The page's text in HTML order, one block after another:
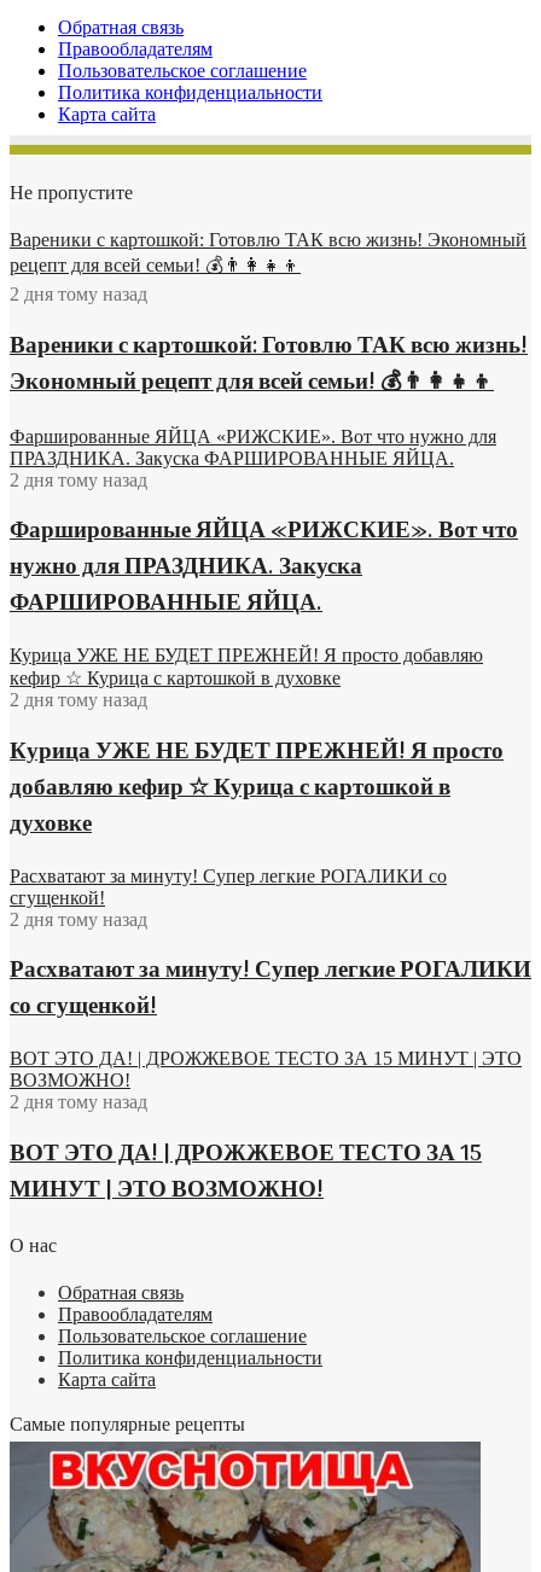
Обратная связь
Правообладателям
Пользовательское соглашение
Политика конфиденциальности
Карта сайта
Не пропустите
Вареники с картошкой: Готовлю ТАК всю жизнь! Экономный
рецепт для всей семьи! 💰👨👩👧👦
2 дня тому назад
Вареники с картошкой: Готовлю ТАК всю жизнь!
Экономный рецепт для всей семьи! 💰👨👩👧👦
Фаршированные ЯЙЦА «РИЖСКИЕ». Вот что нужно для
ПРАЗДНИКА. Закуска ФАРШИРОВАННЫЕ ЯЙЦА.
2 дня тому назад
Фаршированные ЯЙЦА «РИЖСКИЕ». Вот что
нужно для ПРАЗДНИКА. Закуска
ФАРШИРОВАННЫЕ ЯЙЦА.
Курица УЖЕ НЕ БУДЕТ ПРЕЖНЕЙ! Я просто добавляю
кефир ☆ Курица с картошкой в духовке
2 дня тому назад
Курица УЖЕ НЕ БУДЕТ ПРЕЖНЕЙ! Я просто
добавляю кефир ☆ Курица с картошкой в
духовке
Расхватают за минуту! Супер легкие РОГАЛИКИ со
сгущенкой!
2 дня тому назад
Расхватают за минуту! Супер легкие РОГАЛИКИ
со сгущенкой!
ВОТ ЭТО ДА! | ДРОЖЖЕВОЕ ТЕСТО ЗА 15 МИНУТ | ЭТО
ВОЗМОЖНО!
2 дня тому назад
ВОТ ЭТО ДА! | ДРОЖЖЕВОЕ ТЕСТО ЗА 15
МИНУТ | ЭТО ВОЗМОЖНО!
О нас
Обратная связь
Правообладателям
Пользовательское соглашение
Политика конфиденциальности
Карта сайта
Самые популярные рецепты